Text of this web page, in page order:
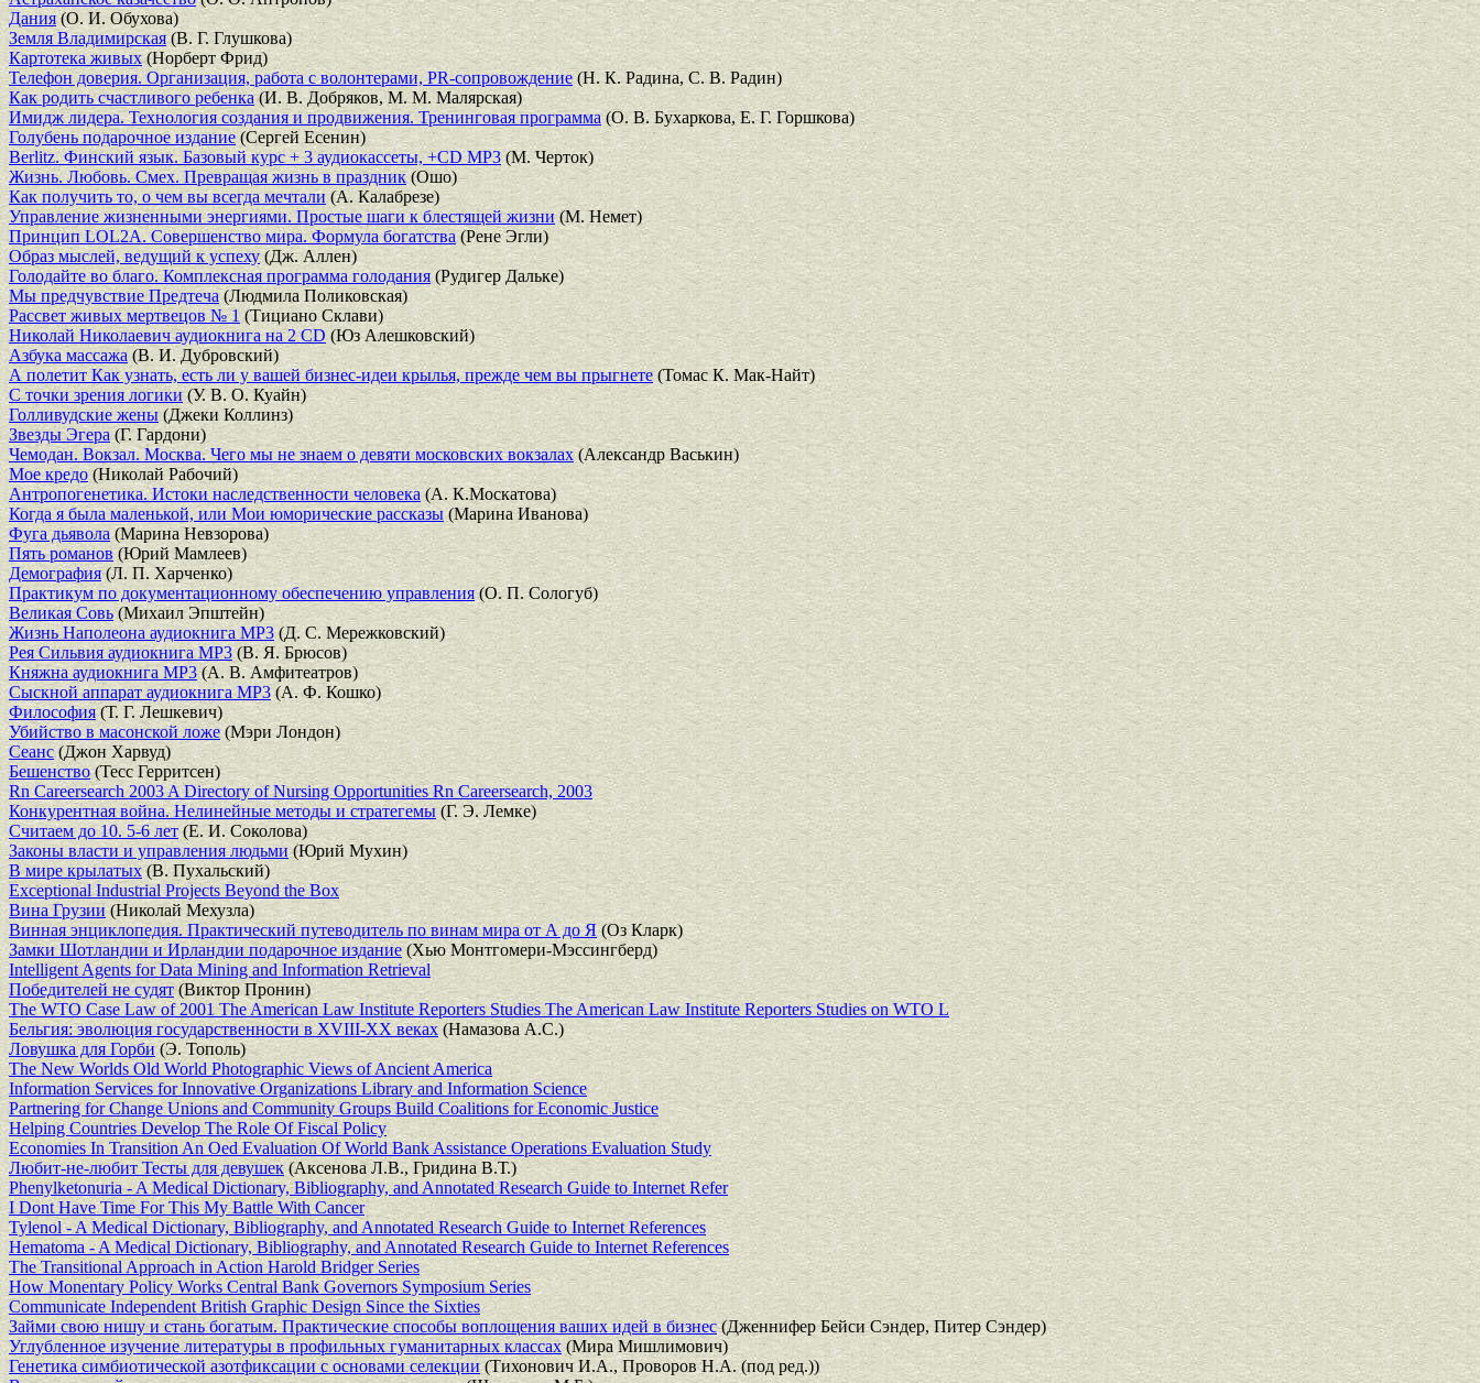
Дания(О. И. Обухова)
Земля Владимирская(В. Г. Глушкова)
Картотека живых(Норберт Фрид)
Телефон доверия. Организация, работа с волонтерами, PR-сопровождение(Н. К. Радина, С. В. Радин)
Как родить счастливого ребенка(И. В. Добряков, М. М. Малярская)
Имидж лидера. Технология создания и продвижения. Тренинговая программа(О. В. Бухаркова, Е. Г. Горшкова)
Голубень подарочное издание (Сергей Есенин)
Berlitz. Финский язык. Базовый курс + 3 аудиокассеты, +CD MP3(М. Черток)
Жизнь. Любовь. Смех. Превращая жизнь в праздник(Ошо)
Как получить то, о чем вы всегда мечтали (А. Калабрезе)
Управление жизненными энергиями. Простые шаги к блестящей жизни(М. Немет)
Принцип LOL2A. Совершенство мира. Формула богатства(Рене Эгли)
Образ мыслей, ведущий к успеху(Дж. Аллен)
Голодайте во благо. Комплексная программа голодания (Рудигер Дальке)
Мы предчувствие Предтеча(Людмила Поликовская)
Рассвет живых мертвецов № 1 (Тициано Склави)
Николай Николаевич аудиокнига на 2 CD (Юз Алешковский)
Азбука массажа (В. И. Дубровский)
А полетит Как узнать, есть ли у вашей бизнес-идеи крылья, прежде чем вы прыгнете (Томас К. Мак-Найт)
С точки зрения логики(У. В. О. Куайн)
Голливудские жены (Джеки Коллинз)
Звезды Эгера (Г. Гардони)
Чемодан. Вокзал. Москва. Чего мы не знаем о девяти московских вокзалах(Александр Васькин)
Мое кредо(Николай Рабочий)
Антропогенетика. Истоки наследственности человека(А. К.Москатова)
Когда я была маленькой, или Мои юморические рассказы(Марина Иванова)
Фуга дьявола (Марина Невзорова)
Пять романов(Юрий Мамлеев)
Демография(Л. П. Харченко)
Практикум по документационному обеспечению управления(О. П. Сологуб)
Великая Совь(Михаил Эпштейн)
Жизнь Наполеона аудиокнига MP3(Д. С. Мережковский)
Рея Сильвия аудиокнига MP3(В. Я. Брюсов)
Княжна аудиокнига MP3(А. В. Амфитеатров)
Сыскной аппарат аудиокнига МР3(А. Ф. Кошко)
Философия(Т. Г. Лешкевич)
Убийство в масонской ложе(Мэри Лондон)
Сеанс (Джон Харвуд)
Бешенство(Тесс Герритсен)
Rn Careersearch 2003 A Directory of Nursing Opportunities Rn Careersearch, 2003
Конкурентная война. Нелинейные методы и стратегемы (Г. Э. Лемке)
Считаем до 10. 5-6 лет (Е. И. Соколова)
Законы власти и управления людьми(Юрий Мухин)
В мире крылатых(В. Пухальский)
Exceptional Industrial Projects Beyond the Box
Вина Грузии (Николай Мехузла)
Винная энциклопедия. Практический путеводитель по винам мира от А до Я (Оз Кларк)
Замки Шотландии и Ирландии подарочное издание (Хью Монтгомери-Мэссингберд)
Intelligent Agents for Data Mining and Information Retrieval
Победителей не судят(Виктор Пронин)
The WTO Case Law of 2001 The American Law Institute Reporters Studies The American Law Institute Reporters Studies on WTO L
Бельгия: эволюция государственности в XVIII-XX веках (Намазова А.С.)
Ловушка для Горби(Э. Тополь)
The New Worlds Old World Photographic Views of Ancient America
Information Services for Innovative Organizations Library and Information Science
Partnering for Change Unions and Community Groups Build Coalitions for Economic Justice
Helping Countries Develop The Role Of Fiscal Policy
Economies In Transition An Oed Evaluation Of World Bank Assistance Operations Evaluation Study
Любит-не-любит Тесты для девушек (Аксенова Л.В., Гридина В.Т.)
Phenylketonuria - A Medical Dictionary, Bibliography, and Annotated Research Guide to Internet Refer
I Dont Have Time For This My Battle With Cancer
Tylenol - A Medical Dictionary, Bibliography, and Annotated Research Guide to Internet References
Hematoma - A Medical Dictionary, Bibliography, and Annotated Research Guide to Internet References
The Transitional Approach in Action Harold Bridger Series
How Monentary Policy Works Central Bank Governors Symposium Series
Communicate Independent British Graphic Design Since the Sixties
Займи свою нишу и стань богатым. Практические способы воплощения ваших идей в бизнес(Дженнифер Бейси Сэндер, Питер Сэндер)
Углубленное изучение литературы в профильных гуманитарных классах (Мира Мишлимович)
Генетика симбиотической азотфиксации с основами селекции(Тихонович И.А., Проворов Н.А. (под ред.))